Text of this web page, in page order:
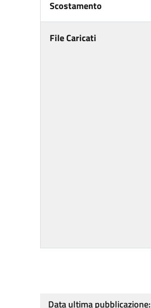
Scostamento
File Caricati
Data ultima pubblicazione: